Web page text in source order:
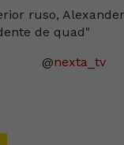
@nexta_tv